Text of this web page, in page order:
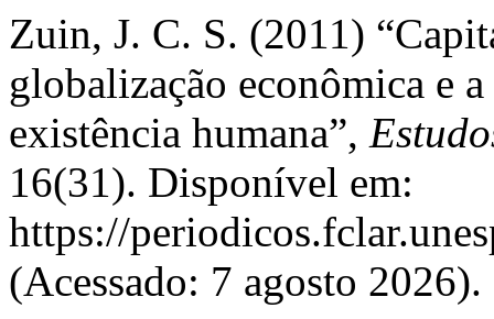
Zuin, J. C. S. (2011)
globalização econômica e
existência humana”,
16(31). Disponível em:
https://
(Acessado: 7 agosto 2026).